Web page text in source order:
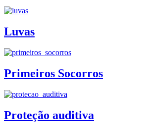
Luvas
Primeiros Socorros
Proteção auditiva